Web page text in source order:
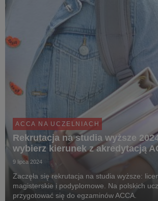
ACCA NA UCZELNIACH
Rekrutacja na studia wyższe
wybierz kierunek z akredytacją
9 lipca 2024
Zaczęła się rekrutacja na studia wyższe:
magisterskie i podyplomowe. Na polskich
przygotować się do egzaminów ACCA.